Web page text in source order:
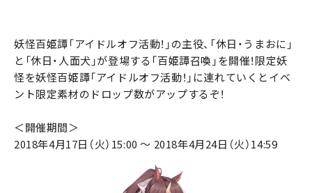
妖怪百姫譚「アイドルオフ活動！」の主役、「休日・うまおに」
と「休日・人面犬」が登場する「百姫譚召喚」を開催！限定妖
怪を妖怪百姫譚「アイドルオフ活動！」に連れていくとイベ
ント限定素材のドロップ数がアップするぞ！
＜開催期間＞
2018年4月17日（火）15:00 ～ 2018年4月24日（火）14:59